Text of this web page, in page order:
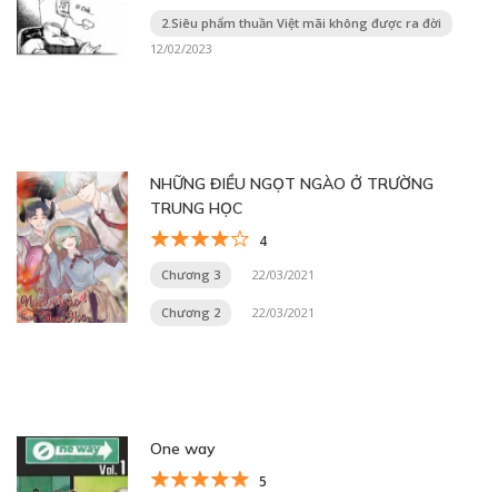
2.Siêu phẩm thuần Việt mãi không được ra đời
12/02/2023
NHỮNG ĐIỀU NGỌT NGÀO Ở TRƯỜNG
TRUNG HỌC
4
Chương 3 22/03/2021
Chương 2 22/03/2021
One way
5